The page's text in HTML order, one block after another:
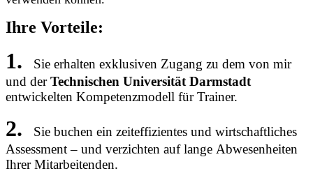
Ihre Vorteile:
1.
Sie erhalten exklusiven Zugang zu dem von mir
und derTechnischen Universität Darmstadt
entwickelten Kompetenzmodell für Trainer.
2.
Sie buchen ein zeiteffizientes und wirtschaftliches
Assessment – und verzichten auf lange Abwesenheiten
Ihrer Mitarbeitenden.